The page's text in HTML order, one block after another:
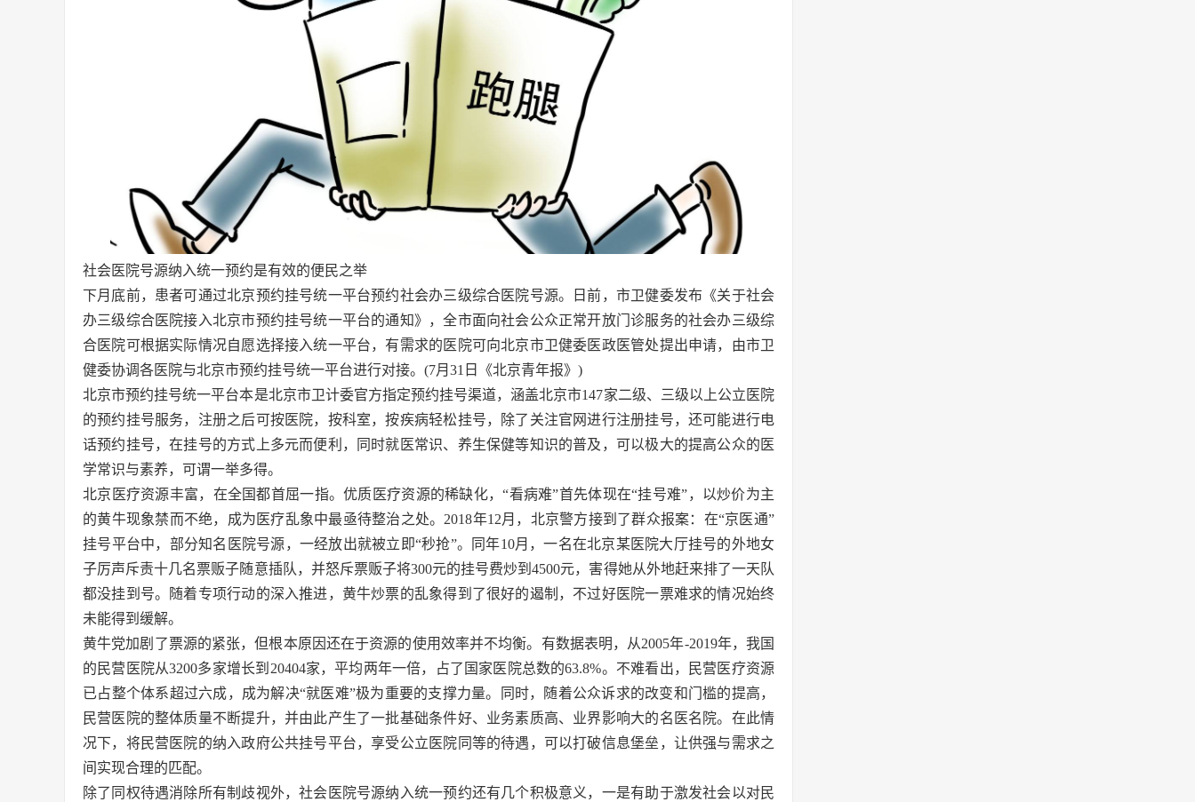
社会医院号源纳入统一预约是有效的便民之举
下月底前，患者可通过北京预约挂号统一平台预约社会办三级综合医院号源。日前，市卫健委发布《关于社会
办三级综合医院接入北京市预约挂号统一平台的通知》，全市面向社会公众正常开放门诊服务的社会办三级综
合医院可根据实际情况自愿选择接入统一平台，有需求的医院可向北京市卫健委医政医管处提出申请，由市卫
健委协调各医院与北京市预约挂号统一平台进行对接。(7月31日《北京青年报》)
北京市预约挂号统一平台本是北京市卫计委官方指定预约挂号渠道，涵盖北京市147家二级、三级以上公立医院
的预约挂号服务，注册之后可按医院，按科室，按疾病轻松挂号，除了关注官网进行注册挂号，还可能进行电
话预约挂号，在挂号的方式上多元而便利，同时就医常识、养生保健等知识的普及，可以极大的提高公众的医
学常识与素养，可谓一举多得。
北京医疗资源丰富，在全国都首屈一指。优质医疗资源的稀缺化，“看病难”首先体现在“挂号难”，以炒价为主
的黄牛现象禁而不绝，成为医疗乱象中最亟待整治之处。2018年12月，北京警方接到了群众报案：在“京医通”
挂号平台中，部分知名医院号源，一经放出就被立即“秒抢”。同年10月，一名在北京某医院大厅挂号的外地女
子厉声斥责十几名票贩子随意插队，并怒斥票贩子将300元的挂号费炒到4500元，害得她从外地赶来排了一天队
都没挂到号。随着专项行动的深入推进，黄牛炒票的乱象得到了很好的遏制，不过好医院一票难求的情况始终
未能得到缓解。
黄牛党加剧了票源的紧张，但根本原因还在于资源的使用效率并不均衡。有数据表明，从2005年-2019年，我国
的民营医院从3200多家增长到20404家，平均两年一倍，占了国家医院总数的63.8%。不难看出，民营医疗资源
已占整个体系超过六成，成为解决“就医难”极为重要的支撑力量。同时，随着公众诉求的改变和门槛的提高，
民营医院的整体质量不断提升，并由此产生了一批基础条件好、业务素质高、业界影响大的名医名院。在此情
况下，将民营医院的纳入政府公共挂号平台，享受公立医院同等的待遇，可以打破信息堡垒，让供强与需求之
间实现合理的匹配。
除了同权待遇消除所有制歧视外，社会医院号源纳入统一预约还有几个积极意义，一是有助于激发社会以对民